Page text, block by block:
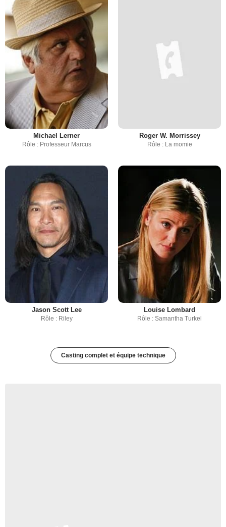
Michael Lerner
Rôle : Professeur Marcus
Roger W. Morrissey
Rôle : La momie
Jason Scott Lee
Rôle : Riley
Louise Lombard
Rôle : Samantha Turkel
Casting complet et équipe technique